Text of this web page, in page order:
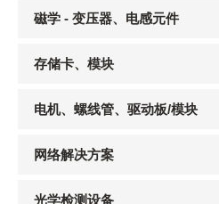
磁学 - 变压器、电感元件
存储卡、模块
电机、螺线管、驱动板/模块
网络解决方案
光学检测设备